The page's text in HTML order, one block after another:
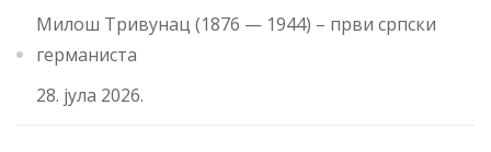
Милош Тривунац (1876 — 1944) – први српски
германиста
28. јула 2026.